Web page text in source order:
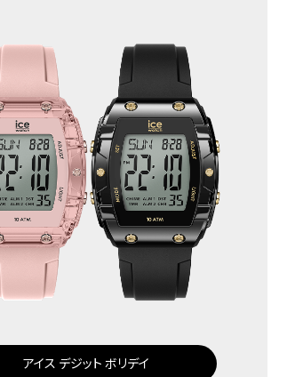
アイス デジット ボリデイ